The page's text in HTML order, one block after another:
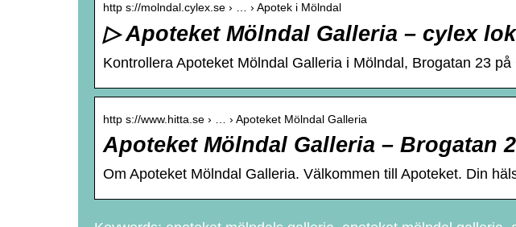
http s://molndal.cylex.se › … › Apotek i Mölndal
▷ Apoteket Mölndal Galleria – cylex
Kontrollera Apoteket Mölndal Galleria i Mölndal, Brogatan 23
http s://www.hitta.se › … › Apoteket Mölndal Galleria
Apoteket Mölndal Galleria – Brogatan
Om Apoteket Mölndal Galleria. Välkommen till Apoteket. Din